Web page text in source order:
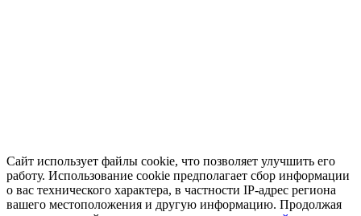
Сайт использует файлы cookie, что позволяет улучшить его
работу. Использование cookie предполагает сбор информации
о вас технического характера, в частности IP-адрес региона
вашего местоположения и другую информацию. Продолжая